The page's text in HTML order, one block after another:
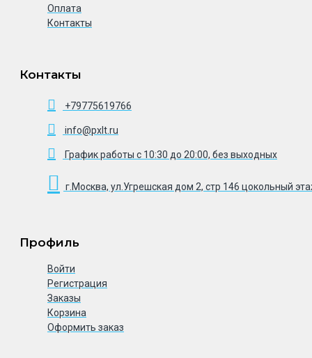
Оплата
Контакты
Контакты
+79775619766
info@pxlt.ru
График работы с 10:30 до 20:00, без выходных
г.Москва, ул.Угрешская дом 2, стр 146 цокольный
Профиль
Войти
Регистрация
Заказы
Корзина
Оформить заказ